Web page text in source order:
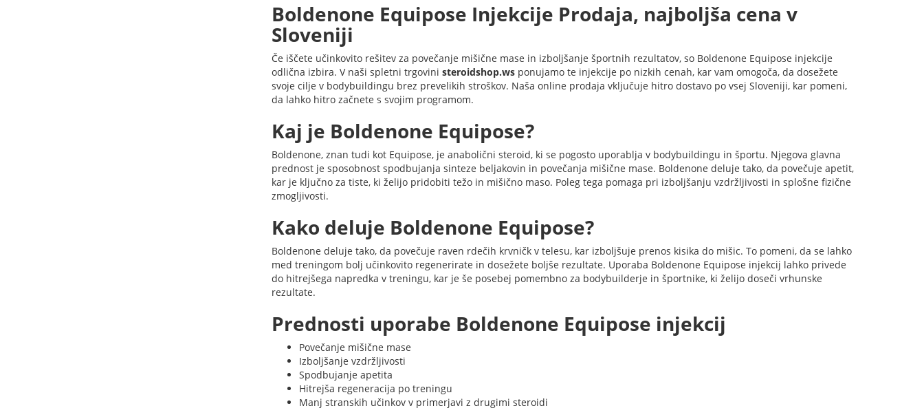
Boldenone Equipose Injekcije Prodaja, najboljša cena v
Sloveniji
Če iščete učinkovito rešitev za povečanje mišične mase in izboljšanje športnih rezultatov, so Boldenone Equipose injekcije
odlična izbira. V naši spletni trgovini steroidshop.wsponujamo te injekcije po nizkih cenah, kar vam omogoča, da dosežete
svoje cilje v bodybuildingu brez prevelikih stroškov. Naša online prodaja vključuje hitro dostavo po vsej Sloveniji, kar pomeni,
da lahko hitro začnete s svojim programom.
Kaj je Boldenone Equipose?
Boldenone, znan tudi kot Equipose, je anabolični steroid, ki se pogosto uporablja v bodybuildingu in športu. Njegova glavna
prednost je sposobnost spodbujanja sinteze beljakovin in povečanja mišične mase. Boldenone deluje tako, da povečuje apetit,
kar je ključno za tiste, ki želijo pridobiti težo in mišično maso. Poleg tega pomaga pri izboljšanju vzdržljivosti in splošne fizične
zmogljivosti.
Kako deluje Boldenone Equipose?
Boldenone deluje tako, da povečuje raven rdečih krvničk v telesu, kar izboljšuje prenos kisika do mišic. To pomeni, da se lahko
med treningom bolj učinkovito regenerirate in dosežete boljše rezultate. Uporaba Boldenone Equipose injekcij lahko privede
do hitrejšega napredka v treningu, kar je še posebej pomembno za bodybuilderje in športnike, ki želijo doseči vrhunske
rezultate.
Prednosti uporabe Boldenone Equipose injekcij
Povečanje mišične mase
Izboljšanje vzdržljivosti
Spodbujanje apetita
Hitrejša regeneracija po treningu
Manj stranskih učinkov v primerjavi z drugimi steroidi